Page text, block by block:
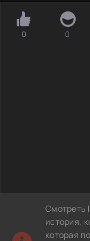
0 0
Смотреть
история,
которая